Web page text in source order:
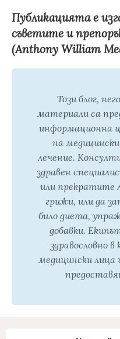
Публикацията е
съветите и
(Anthony William
Този блог,
материали са
информационна
на медицински
лечение.
здравен
или прекратите
грижи, или да
било диета,
добавки.
здравословно
медицински